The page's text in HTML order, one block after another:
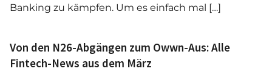
Banking zu kämpfen. Um es einfach mal […]
Von den N26-Abgängen zum Owwn-Aus: Alle
Fintech-News aus dem März